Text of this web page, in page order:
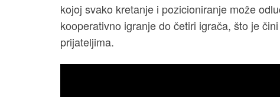
kojoj svako kretanje i pozicioniranje može
kooperativno igranje do četiri igrača, što je
prijateljima.